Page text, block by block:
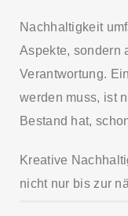
Nachhaltigkeit
Aspekte, sondern
Verantwortung.
werden muss, ist
Bestand hat,
Kreative
nicht nur bis zur